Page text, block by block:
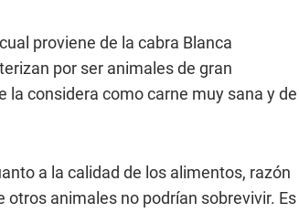
proviene de la cabra Blanca
por ser animales de gran
la considera como carne muy sana y de
a la calidad de los alimentos, razón
animales no podrían sobrevivir. Es